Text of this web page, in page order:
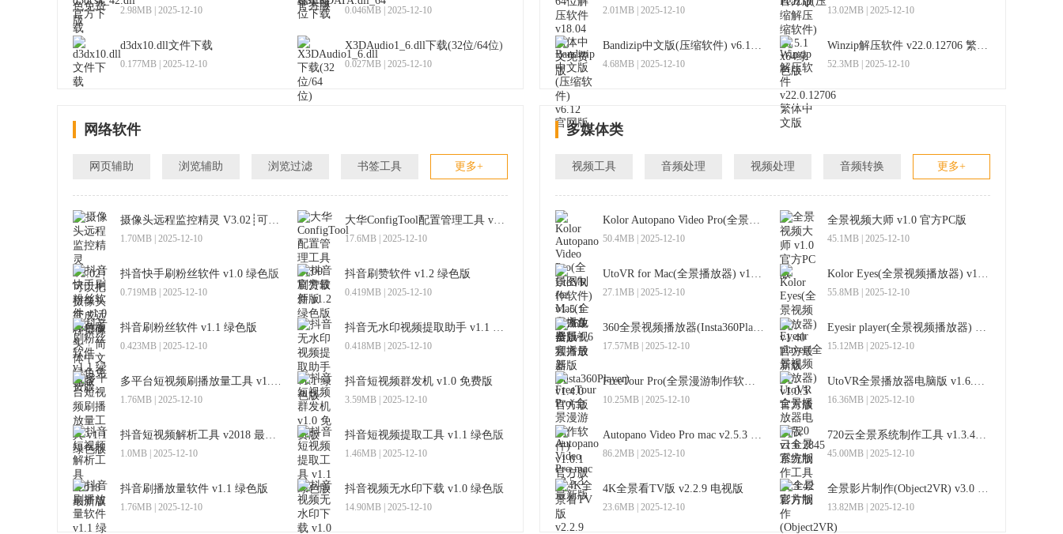
2.98MB | 2025-12-10 0.046MB | 2025-12-10
d3dx10.dll文件下载
0.177MB | 2025-12-10
X3DAudio1_6.dll下载(32位/64位)
0.027MB | 2025-12-10
2.01MB | 2025-12-10 13.02MB | 2025-12-10
Bandizip中文版(压缩软件) v6.12 官网版
4.68MB | 2025-12-10
Winzip解压软件 v22.0.12706 繁体中文版
52.3MB | 2025-12-10
网络软件
网页辅助 浏览辅助 浏览过滤 书签工具 更多+
摄像头远程监控精灵 V3.02┊可以把摄像头变成远程摄像头┊简体中文绿色免费版
1.70MB | 2025-12-10
大华ConfigTool配置管理工具 v4.00 官方最新版
17.6MB | 2025-12-10
抖音快手刷粉丝软件 v1.0 绿色版
0.719MB | 2025-12-10
抖音刷赞软件 v1.2 绿色版
0.419MB | 2025-12-10
抖音刷粉丝软件 v1.1 绿色版
0.423MB | 2025-12-10
抖音无水印视频提取助手 v1.1 绿色版
0.418MB | 2025-12-10
多平台短视频刷播放量工具 v1.1 绿色版
1.76MB | 2025-12-10
抖音短视频群发机 v1.0 免费版
3.59MB | 2025-12-10
抖音短视频解析工具 v2018 最新版
1.0MB | 2025-12-10
抖音短视频提取工具 v1.1 绿色版
1.46MB | 2025-12-10
抖音刷播放量软件 v1.1 绿色版
1.76MB | 2025-12-10
抖音视频无水印下载 v1.0 绿色版
14.90MB | 2025-12-10
多媒体类
视频工具 音频处理 视频处理 音频转换 更多+
Kolor Autopano Video Pro(全景图制作软件) v1.5.1 官方免费版
50.4MB | 2025-12-10
全景视频大师 v1.0 官方PC版
45.1MB | 2025-12-10
UtoVR for Mac(全景播放器) v1.6 官方最新版
27.1MB | 2025-12-10
Kolor Eyes(全景视频播放器) v1.40 官方最新版
55.8MB | 2025-12-10
360全景视频播放器(Insta360Player) v1.4.0 官方版
17.57MB | 2025-12-10
Eyesir player(全景视频播放器) v1.0.5 官方版
15.12MB | 2025-12-10
FreeTour Pro(全景漫游制作软件) v1.0.1 官方版
10.25MB | 2025-12-10
UtoVR全景播放器电脑版 v1.6.2845 官方版
16.36MB | 2025-12-10
Autopano Video Pro mac v2.5.3 最新版
86.2MB | 2025-12-10
720云全景系统制作工具 v1.3.42 官方版
45.00MB | 2025-12-10
4K全景看TV版 v2.2.9 电视版
23.6MB | 2025-12-10
全景影片制作(Object2VR) v3.0 中文绿色版
13.82MB | 2025-12-10